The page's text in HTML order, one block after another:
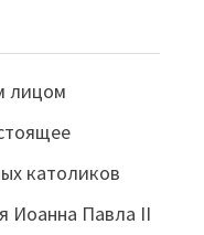
лицом
католиков
Иоанна Павла II